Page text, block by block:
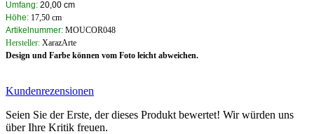
Umfang: 20,00 cm
Höhe: 17,50 cm
Artikelnummer: MOUCOR048
Hersteller: XarazArte
Design und Farbe können vom Foto leicht abweichen.
Kundenrezensionen
Seien Sie der Erste, der dieses Produkt bewertet! Wir würden uns
über Ihre Kritik freuen.